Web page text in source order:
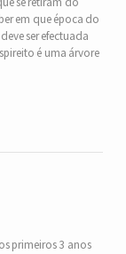
em que época do
ser efectuada
é uma árvore
primeiros 3 anos